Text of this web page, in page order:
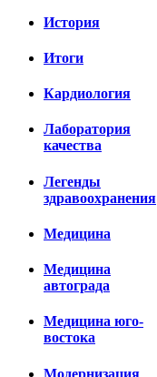
История
Итоги
Кардиология
Лаборатория
качества
Легенды
здравоохранения
Медицина
Медицина
автограда
Медицина юго-
востока
Модернизация